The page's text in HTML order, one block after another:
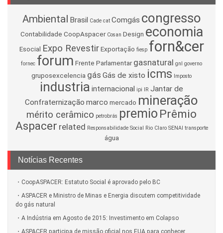
Ambiental Brasil Cade cat Comgás congresso
Contabilidade CoopAspacer Cosan Design economia
Esocial Expo Revestir Exportação fiesp forn&cer
fornec forum Frente Parlamentar gasnatural gnl governo
gruposexcelencia gás Gás de xisto icms Imposto
industria internacional ipi IR Jantar de
Confraternização marco mercado mineração
mérito cerâmico petrobrás premio Prêmio
Aspacer related Responsabilidade Social Rio Claro SENAI transporte
água
Notícias Recentes
CoopASPACER: Estatuto Social é aprovado pelo BC
ASPACER e Ministro de Minas e Energia discutem competitividade
do gás natural
A Indústria em Agosto de 2015: Investimento em Colapso
ASPACER participa de missão oficial nos EUA para conhecer